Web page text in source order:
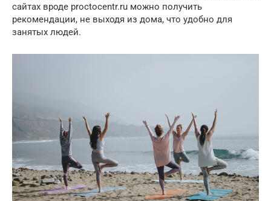
сайтах вроде proctocentr.ru можно получить
рекомендации, не выходя из дома, что удобно для
занятых людей.